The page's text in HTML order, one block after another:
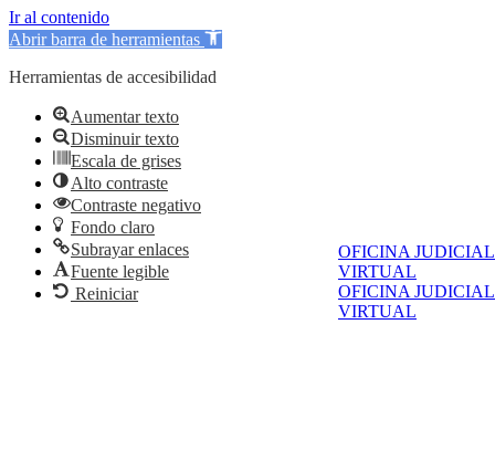
OFICINA JUDICIAL
VIRTUAL
OFICINA JUDICIAL
VIRTUAL
Ir al contenido
Abrir barra de herramientas
Herramientas de accesibilidad
Aumentar texto
Disminuir texto
Escala de grises
Alto contraste
Contraste negativo
Fondo claro
Subrayar enlaces
Fuente legible
Reiniciar